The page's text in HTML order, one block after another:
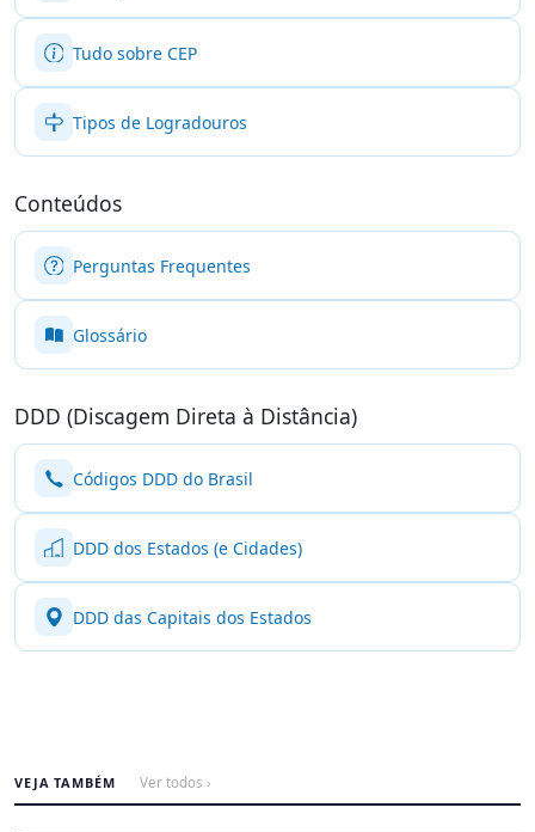
Tudo sobre CEP
Tipos de Logradouros
Conteúdos
Perguntas Frequentes
Glossário
DDD (Discagem Direta à Distância)
Códigos DDD do Brasil
DDD dos Estados (e Cidades)
DDD das Capitais dos Estados
VEJA TAMBÉM Ver todos ›